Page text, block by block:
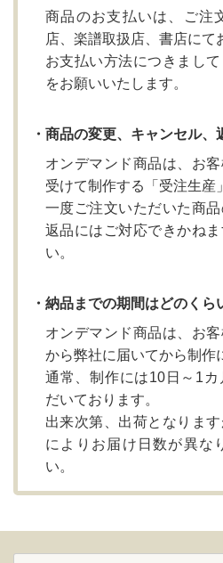
商品のお支払いは、ご注
店、楽譜取扱店、書店にて
お支払い方法につきまし
をお願いいたします。
・商品の変更、キャンセル、
オンデマンド商品は、お
受けて制作する「受注生産
一度ご注文いただいた商品
返品にはご対応できかね
い。
・納品までの期間はどのくら
オンデマンド商品は、お
から弊社に届いてから制作
通常、制作には10日～1
だいております。
出来次第、出荷となりま
によりお届け日数が異な
い。